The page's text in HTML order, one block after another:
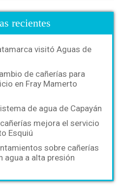
recientes
visitó Aguas de
de cañerías para
en Fray Mamerto
de agua de Capayán
mejora el servicio
Esquiú
sobre cañerías
agua a alta presión